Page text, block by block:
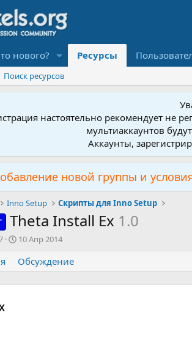
нового? Ресурсы
Поиск ресурсов
настоятельно рекомендует не
мультиаккаунтов
Аккаунты,
новой группы и
Inno Setup Скрипты для Inno Setup
Theta Install Ex 1.0
Д
т
а
с
10 Апр 2014
Обсуждение